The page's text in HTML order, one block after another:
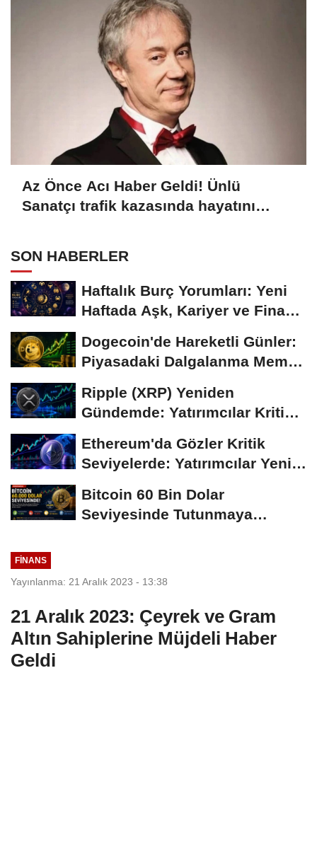
Az Önce Acı Haber Geldi! Ünlü
Sanatçı trafik kazasında hayatını
SON HABERLER
Haftalık Burç Yorumları: Yeni
Haftada Aşk, Kariyer ve Finans
Dogecoin'de Hareketli Günler:
Piyasadaki Dalgalanma Meme
Ripple (XRP) Yeniden
Gündemde: Yatırımcılar Kritik
Ethereum'da Gözler Kritik
Seviyelerde: Yatırımcılar Yeni
Bitcoin 60 Bin Dolar
Seviyesinde Tutunmaya
FINANS
Yayınlanma: 21 Aralık 2023 - 13:38
21 Aralık 2023: Çeyrek ve Gram
Altın Sahiplerine Müjdeli Haber
Geldi